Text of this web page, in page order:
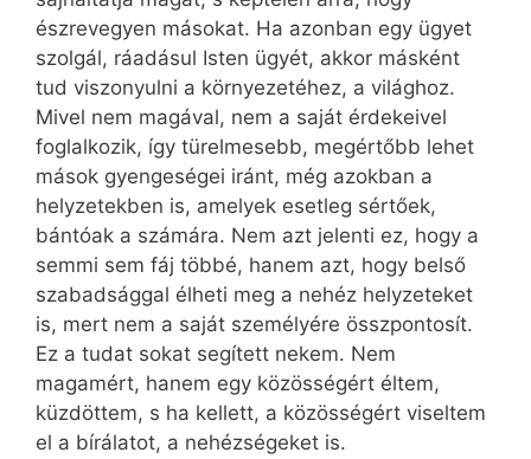
észrevegyen másokat. Ha azonban egy ügyet
szolgál, ráadásul Isten ügyét, akkor másként
tud viszonyulni a környezetéhez, a világhoz.
Mivel nem magával, nem a saját érdekeivel
foglalkozik, így türelmesebb, megértőbb lehet
mások gyengeségei iránt, még azokban a
helyzetekben is, amelyek esetleg sértőek,
bántóak a számára. Nem azt jelenti ez, hogy a
semmi sem fáj többé, hanem azt, hogy belső
szabadsággal élheti meg a nehéz helyzeteket
is, mert nem a saját személyére összpontosít.
Ez a tudat sokat segített nekem. Nem
magamért, hanem egy közösségért éltem,
küzdöttem, s ha kellett, a közösségért viseltem
el a bírálatot, a nehézségeket is.